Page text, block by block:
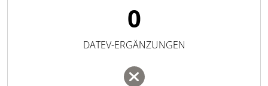
0
DATEV-ERGÄNZUNGEN